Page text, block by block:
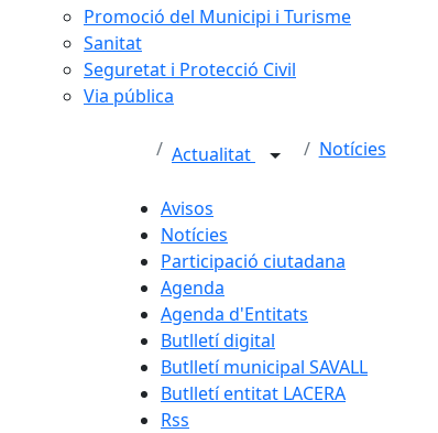
Promoció del Municipi i Turisme
Sanitat
Seguretat i Protecció Civil
Via pública
Actualitat Notícies
Avisos
Notícies
Participació ciutadana
Agenda
Agenda d'Entitats
Butlletí digital
Butlletí municipal SAVALL
Butlletí entitat LACERA
Rss